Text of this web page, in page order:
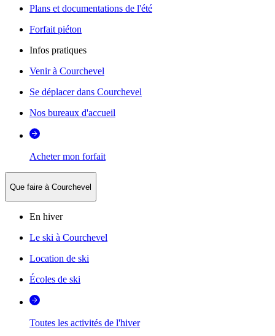
Plans et documentations de l'été
Forfait piéton
Infos pratiques
Venir à Courchevel
Se déplacer dans Courchevel
Nos bureaux d'accueil
Acheter mon forfait
Que faire à Courchevel
En hiver
Le ski à Courchevel
Location de ski
Écoles de ski
Toutes les activités de l'hiver